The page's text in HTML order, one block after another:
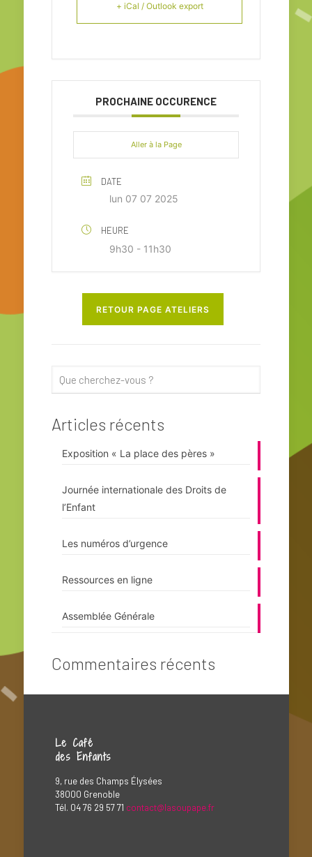
+ iCal / Outlook export
PROCHAINE OCCURENCE
Aller à la Page
DATE
lun 07 07 2025
HEURE
9h30 - 11h30
RETOUR PAGE ATELIERS
Articles récents
Exposition « La place des pères »
Journée internationale des Droits de
l’Enfant
Les numéros d’urgence
Ressources en ligne
Assemblée Générale
Commentaires récents
Le Café
des Enfants
9, rue des Champs Élysées
38000 Grenoble
Tél. 04 76 29 57 71 contact@lasoupape.fr